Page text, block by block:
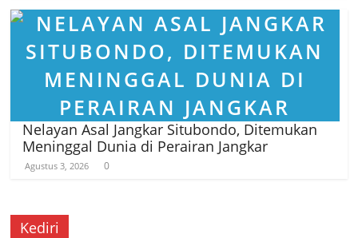
Nelayan Asal Jangkar Situbondo, Ditemukan
Meninggal Dunia di Perairan Jangkar
Agustus 3, 2026 0
Kediri